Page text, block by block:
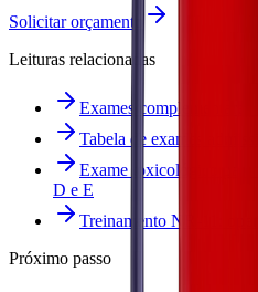
Solicitar orçamento
Leituras relacionadas
Exames complementares
Tabela de exames
Exame toxicológico
D e E
Treinamento NR-11:
Próximo passo